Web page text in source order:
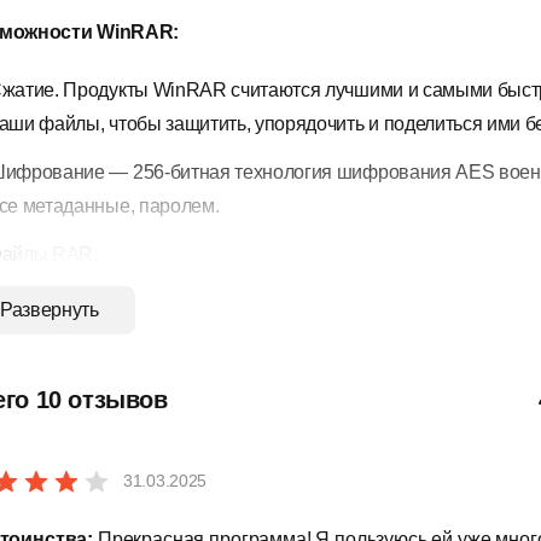
WinRAR:
Продукты WinRAR считаются лучшими и самыми
файлы, чтобы защитить, упорядочить и поделиться ими
— 256-битная технология шифрования AES
метаданные, паролем.
RAR.
— единственное программное обеспечение, которое
паролей — встроенный менеджер паролей
лицензия — модель бессрочной лицензии,
Развернуть
10 отзывов
31.03.2025